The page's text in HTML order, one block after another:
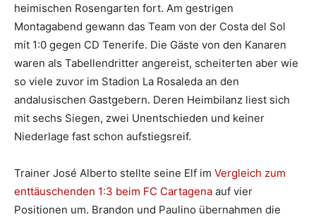
heimischen Rosengarten fort. Am gestrigen
Montagabend gewann das Team von der Costa del Sol
mit 1:0 gegen CD Tenerife. Die Gäste von den Kanaren
waren als Tabellendritter angereist, scheiterten aber wie
so viele zuvor im Stadion La Rosaleda an den
andalusischen Gastgebern. Deren Heimbilanz liest sich
mit sechs Siegen, zwei Unentschieden und keiner
Niederlage fast schon aufstiegsreif.
Trainer José Alberto stellte seine Elf im Vergleich zum
enttäuschenden 1:3 beim FC Cartagena auf vier
Positionen um. Brandon und Paulino übernahmen die